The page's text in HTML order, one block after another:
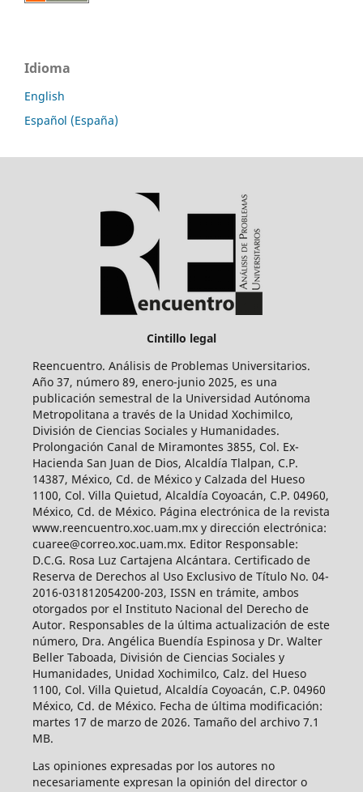
Idioma
English
Español (España)
Cintillo legal
Reencuentro. Análisis de Problemas Universitarios.
Año 37, número 89, enero-junio 2025, es una
publicación semestral de la Universidad Autónoma
Metropolitana a través de la Unidad Xochimilco,
División de Ciencias Sociales y Humanidades.
Prolongación Canal de Miramontes 3855, Col. Ex-
Hacienda San Juan de Dios, Alcaldía Tlalpan, C.P.
14387, México, Cd. de México y Calzada del Hueso
1100, Col. Villa Quietud, Alcaldía Coyoacán, C.P. 04960,
México, Cd. de México. Página electrónica de la revista
www.reencuentro.xoc.uam.mx y dirección electrónica:
cuaree@correo.xoc.uam.mx. Editor Responsable:
D.C.G. Rosa Luz Cartajena Alcántara. Certificado de
Reserva de Derechos al Uso Exclusivo de Título No. 04-
2016-031812054200-203, ISSN en trámite, ambos
otorgados por el Instituto Nacional del Derecho de
Autor. Responsables de la última actualización de este
número, Dra. Angélica Buendía Espinosa y Dr. Walter
Beller Taboada, División de Ciencias Sociales y
Humanidades, Unidad Xochimilco, Calz. del Hueso
1100, Col. Villa Quietud, Alcaldía Coyoacán, C.P. 04960
México, Cd. de México. Fecha de última modificación:
martes 17 de marzo de 2026. Tamaño del archivo 7.1
MB.
Las opiniones expresadas por los autores no
necesariamente expresan la opinión del director o